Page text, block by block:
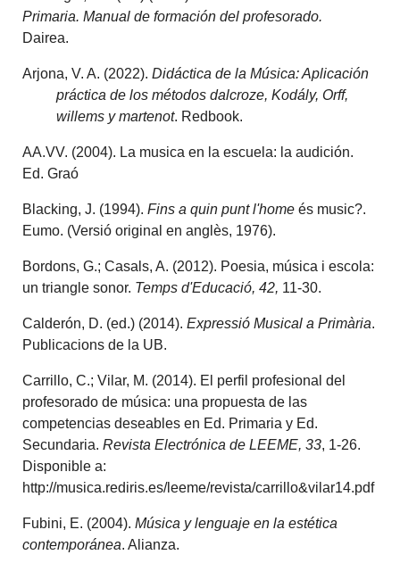
Primaria. Manual de formación del profesorado.
Dairea.
Arjona, V. A. (2022).Didáctica de la Música: Aplicación
práctica de los métodos dalcroze, Kodály, Orff,
willems y martenot. Redbook.
AA.VV. (2004). La musica en la escuela: la audición.
Ed. Graó
Blacking, J. (1994).Fins a quin punt l'homeés music?.
Eumo. (Versió original en anglès, 1976).
Bordons, G.; Casals, A. (2012). Poesia, música i escola:
un triangle sonor. Temps d'Educació, 42, 11-30.
Calderón, D. (ed.) (2014).Expressió Musical a Primària.
Publicacions de la UB.
Carrillo, C.; Vilar, M. (2014). El perfil profesional del
profesorado de música: una propuesta de las
competencias deseables en Ed. Primaria y Ed.
Secundaria.Revista Electrónica de LEEME, 33, 1-26.
Disponible a:
http://musica.rediris.es/leeme/revista/carrillo&vilar14.pdf
Fubini, E. (2004).Música y lenguaje en la estética
contemporánea. Alianza.